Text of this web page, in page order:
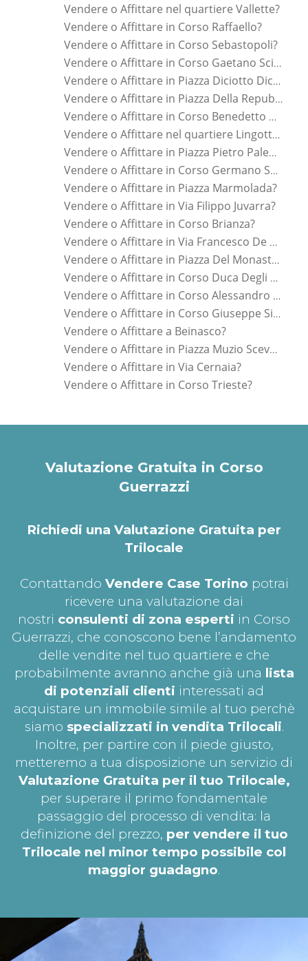
Vendere o Affittare nel quartiere Vallette?
Vendere o Affittare in Corso Raffaello?
Vendere o Affittare in Corso Sebastopoli?
Vendere o Affittare in Corso Gaetano Scirea?
Vendere o Affittare in Piazza Diciotto Dicembre?
Vendere o Affittare in Piazza Della Repubblica?
Vendere o Affittare in Corso Benedetto Brin?
Vendere o Affittare nel quartiere Lingotto?
Vendere o Affittare in Piazza Pietro Paleocapa?
Vendere o Affittare in Corso Germano Sommeiller?
Vendere o Affittare in Piazza Marmolada?
Vendere o Affittare in Via Filippo Juvarra?
Vendere o Affittare in Corso Brianza?
Vendere o Affittare in Via Francesco De Sanctis?
Vendere o Affittare in Piazza Del Monastero?
Vendere o Affittare in Corso Duca Degli Abruzzi?
Vendere o Affittare in Corso Alessandro Tassoni?
Vendere o Affittare in Corso Giuseppe Siccardi?
Vendere o Affittare a Beinasco?
Vendere o Affittare in Piazza Muzio Scevola?
Vendere o Affittare in Via Cernaia?
Vendere o Affittare in Corso Trieste?
Valutazione Gratuita in Corso
Guerrazzi
Richiedi una Valutazione Gratuita per
Trilocale
Contattando Vendere Case Torino potrai
ricevere una valutazione dai
nostri consulenti di zona esperti in Corso
Guerrazzi, che conoscono bene l’andamento
delle vendite nel tuo quartiere e che
probabilmente avranno anche già una lista
di potenziali clienti interessati ad
acquistare un immobile simile al tuo perchè
siamo specializzati in vendita Trilocali.
Inoltre, per partire con il piede giusto,
metteremo a tua disposizione un servizio di
Valutazione Gratuita per il tuo Trilocale,
per superare il primo fondamentale
passaggio del processo di vendita: la
definizione del prezzo, per vendere il tuo
Trilocale nel minor tempo possibile col
maggior guadagno.